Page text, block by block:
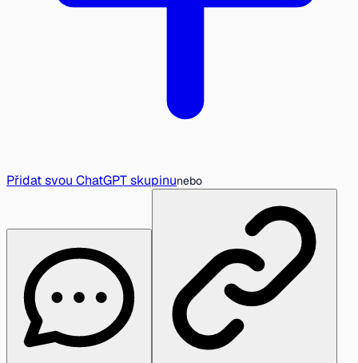
Přidat svou ChatGPT skupinunebo